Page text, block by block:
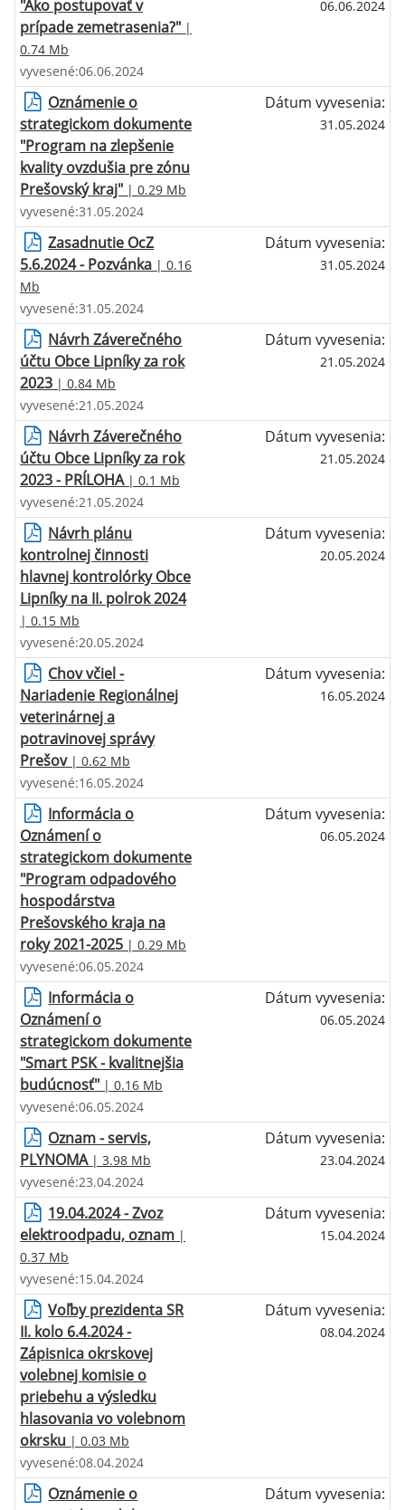
"Ako postupovať v
prípade zemetrasenia?" |
0.74 Mb
06.06.2024
vyvesené:06.06.2024
Oznámenie o
strategickom dokumente
"Program na zlepšenie
kvality ovzdušia pre zónu
Prešovský kraj" | 0.29 Mb
Dátum vyvesenia:
31.05.2024
vyvesené:31.05.2024
Zasadnutie OcZ
5.6.2024 - Pozvánka | 0.16
Mb
Dátum vyvesenia:
31.05.2024
vyvesené:31.05.2024
Návrh Záverečného
účtu Obce Lipníky za rok
2023 | 0.84 Mb
Dátum vyvesenia:
21.05.2024
vyvesené:21.05.2024
Návrh Záverečného
účtu Obce Lipníky za rok
2023 - PRÍLOHA| 0.1 Mb
Dátum vyvesenia:
21.05.2024
vyvesené:21.05.2024
Návrh plánu
kontrolnej činnosti
hlavnej kontrolórky Obce
Lipníky na II. polrok 2024
| 0.15 Mb
Dátum vyvesenia:
20.05.2024
vyvesené:20.05.2024
Chov včiel -
Nariadenie Regionálnej
veterinárnej a
potravinovej správy
Prešov| 0.62 Mb
Dátum vyvesenia:
16.05.2024
vyvesené:16.05.2024
Informácia o
Oznámení o
strategickom dokumente
"Program odpadového
hospodárstva
Prešovského kraja na
roky 2021-2025 | 0.29 Mb
Dátum vyvesenia:
06.05.2024
vyvesené:06.05.2024
Informácia o
Oznámení o
strategickom dokumente
"Smart PSK - kvalitnejšia
budúcnosť" | 0.16 Mb
Dátum vyvesenia:
06.05.2024
vyvesené:06.05.2024
Oznam - servis,
PLYNOMA| 3.98 Mb
Dátum vyvesenia:
23.04.2024
vyvesené:23.04.2024
19.04.2024 - Zvoz
elektroodpadu, oznam |
0.37 Mb
Dátum vyvesenia:
15.04.2024
vyvesené:15.04.2024
Voľby prezidenta SR
II. kolo 6.4.2024 -
Zápisnica okrskovej
volebnej komisie o
priebehu a výsledku
hlasovania vo volebnom
okrsku | 0.03 Mb
Dátum vyvesenia:
08.04.2024
vyvesené:08.04.2024
Oznámenie o
Dátum vyvesenia: